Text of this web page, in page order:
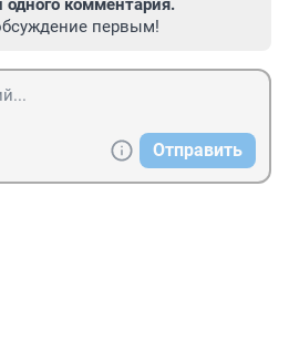
одного комментария.
первым!
Отправить